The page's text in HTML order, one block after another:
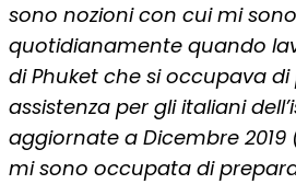
sono nozioni con cui mi
quotidianamente quando
di Phuket che si occupava
assistenza per gli italiani
aggiornate a Dicembre
mi sono occupata di